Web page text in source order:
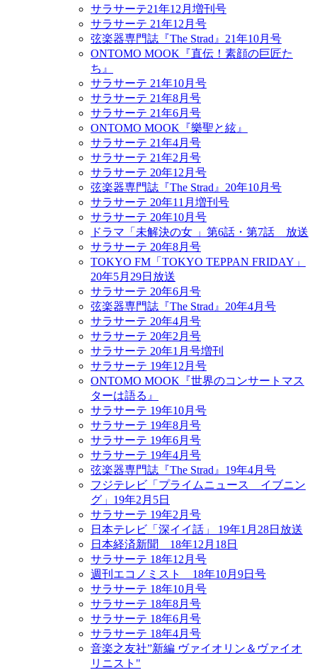
サラサーテ21年12月増刊号
サラサーテ 21年12月号
弦楽器専門誌『The Strad』21年10月号
ONTOMO MOOK『直伝！素顔の巨匠た
ち』
サラサーテ 21年10月号
サラサーテ 21年8月号
サラサーテ 21年6月号
ONTOMO MOOK『樂聖と絃』
サラサーテ 21年4月号
サラサーテ 21年2月号
サラサーテ 20年12月号
弦楽器専門誌『The Strad』20年10月号
サラサーテ 20年11月増刊号
サラサーテ 20年10月号
ドラマ「未解決の女 」第6話・第7話 放送
サラサーテ 20年8月号
TOKYO FM「TOKYO TEPPAN FRIDAY」
20年5月29日放送
サラサーテ 20年6月号
弦楽器専門誌『The Strad』20年4月号
サラサーテ 20年4月号
サラサーテ 20年2月号
サラサーテ 20年1月号増刊
サラサーテ 19年12月号
ONTOMO MOOK『世界のコンサートマス
ターは語る』
サラサーテ 19年10月号
サラサーテ 19年8月号
サラサーテ 19年6月号
サラサーテ 19年4月号
弦楽器専門誌『The Strad』19年4月号
フジテレビ「プライムニュース イブニン
グ」19年2月5日
サラサーテ 19年2月号
日本テレビ「深イイ話」 19年1月28日放送
日本経済新聞 18年12月18日
サラサーテ 18年12月号
週刊エコノミスト 18年10月9日号
サラサーテ 18年10月号
サラサーテ 18年8月号
サラサーテ 18年6月号
サラサーテ 18年4月号
音楽之友社”新編 ヴァイオリン＆ヴァイオ
リニスト"